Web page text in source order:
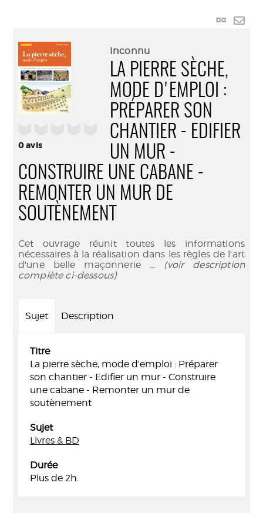
Lien
0avis
Inconnu
LA PIERRE SÈCHE,
MODE D'EMPLOI :
PRÉPARER SON
CHANTIER - EDIFIER
UN MUR -
CONSTRUIRE UNE CABANE -
REMONTER UN MUR DE
SOUTÈNEMENT
Cet ouvrage réunit toutes les informations
nécessaires à la réalisation dans les règles de l'art
d'une belle maçonnerie ... (voir description
complète ci-dessous)
Sujet Description
Titre
La pierre sèche, mode d'emploi : Préparer
son chantier - Edifier un mur - Construire
une cabane - Remonter un mur de
soutènement
Sujet
Livres & BD
Durée
Plus de 2h.